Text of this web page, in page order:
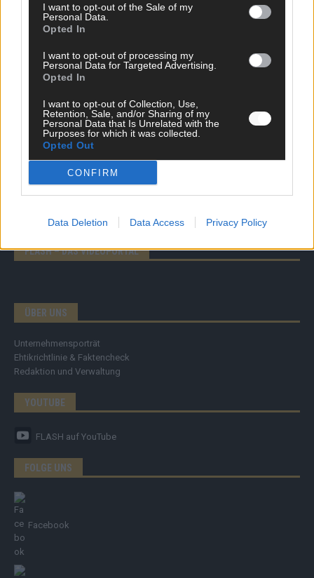
I want to opt-out of the Sale of my
Personal Data.
Opted In
I want to opt-out of processing my
Personal Data for Targeted Advertising.
Opted In
I want to opt-out of Collection, Use,
Retention, Sale, and/or Sharing of my
Personal Data that Is Unrelated with the
Purposes for which it was collected.
Opted Out
CONFIRM
Data Deletion Data Access Privacy Policy
DIREKT ZUM THEMA
Politik & Co
Money Matters
Tipps & Tricks
Brainpower
Eurovision
FLASH – DAS VIDEOPORTAL
ÜBER UNS
Unternehmensporträt
Ehtikrichtlinie & Faktencheck
Redaktion und Verwaltung
YOUTUBE
FLASH auf YouTube
FOLGE UNS
Facebook